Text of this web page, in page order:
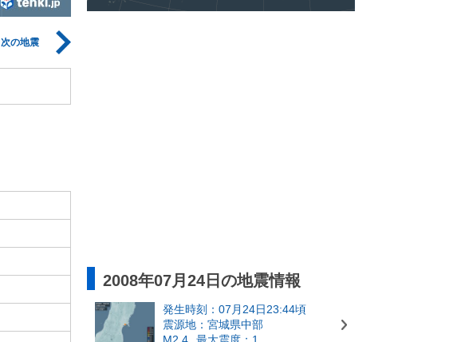
次の地震
2008年07月24日の地震情報
発生時刻：07月24日23:44頃
震源地：宮城県中部